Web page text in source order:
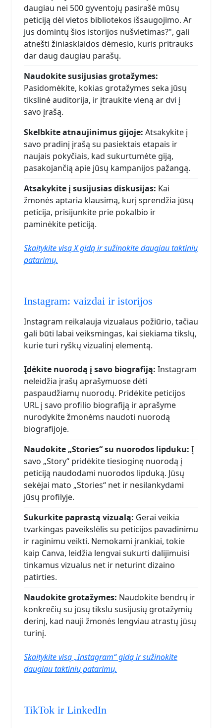
daugiau nei 500 gyventojų pasirašė mūsų
peticiją dėl vietos bibliotekos išsaugojimo. Ar
jus domintų šios istorijos nušvietimas?", gali
atnešti žiniasklaidos dėmesio, kuris pritrauks
dar daug daugiau parašų.
Naudokite susijusias grotažymes:
Pasidomėkite, kokias grotažymes seka jūsų
tikslinė auditorija, ir įtraukite vieną ar dvi į
savo įrašą.
Skelbkite atnaujinimus gijoje: Atsakykite į
savo pradinį įrašą su pasiektais etapais ir
naujais pokyčiais, kad sukurtumėte giją,
pasakojančią apie jūsų kampanijos pažangą.
Atsakykite į susijusias diskusijas: Kai
žmonės aptaria klausimą, kurį sprendžia jūsų
peticija, prisijunkite prie pokalbio ir
paminėkite peticiją.
Skaitykite visą X gidą ir sužinokite daugiau taktinių
patarimų.
Instagram: vaizdai ir istorijos
Instagram reikalauja vizualaus požiūrio, tačiau
gali būti labai veiksmingas, kai siekiama tikslų,
kurie turi ryškų vizualinį elementą.
Įdėkite nuorodą į savo biografiją: Instagram
neleidžia įrašų aprašymuose dėti
paspaudžiamų nuorodų. Pridėkite peticijos
URL į savo profilio biografiją ir aprašyme
nurodykite žmonėms naudoti nuorodą
biografijoje.
Naudokite „Stories“ su nuorodos lipduku: Į
savo „Story“ pridėkite tiesioginę nuorodą į
peticiją naudodami nuorodos lipduką. Jūsų
sekėjai mato „Stories“ net ir nesilankydami
jūsų profilyje.
Sukurkite paprastą vizualą: Gerai veikia
tvarkingas paveikslėlis su peticijos pavadinimu
ir raginimu veikti. Nemokami įrankiai, tokie
kaip Canva, leidžia lengvai sukurti dalijimuisi
tinkamus vizualus net ir neturint dizaino
patirties.
Naudokite grotažymes: Naudokite bendrų ir
konkrečių su jūsų tikslu susijusių grotažymių
derinį, kad nauji žmonės lengviau atrastų jūsų
turinį.
Skaitykite visą „Instagram“ gidą ir sužinokite
daugiau taktinių patarimų.
TikTok ir LinkedIn